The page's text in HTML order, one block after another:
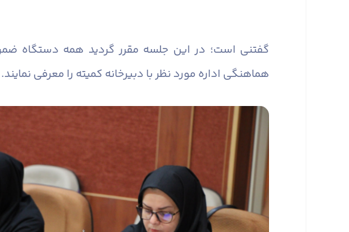
گفتنی است؛ در این جلسه مقرر گردید همه دستگاه
هماهنگی اداره مورد نظر با دبیرخانه کمیته را معرفی نمایند.